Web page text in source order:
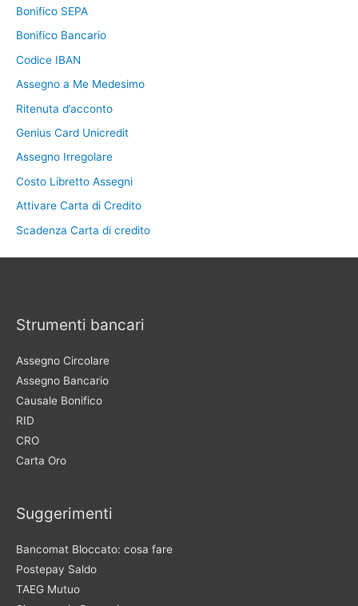
Bonifico SEPA
Bonifico Bancario
Codice IBAN
Assegno a Me Medesimo
Ritenuta d’acconto
Genius Card Unicredit
Assegno Irregolare
Costo Libretto Assegni
Attivare Carta di Credito
Scadenza Carta di credito
Strumenti bancari
Assegno Circolare
Assegno Bancario
Causale Bonifico
RID
CRO
Carta Oro
Suggerimenti
Bancomat Bloccato: cosa fare
Postepay Saldo
TAEG Mutuo